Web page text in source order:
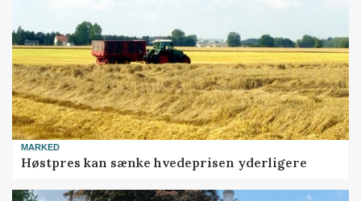
MARKED
Høstpres kan sænke hvedeprisen yderligere